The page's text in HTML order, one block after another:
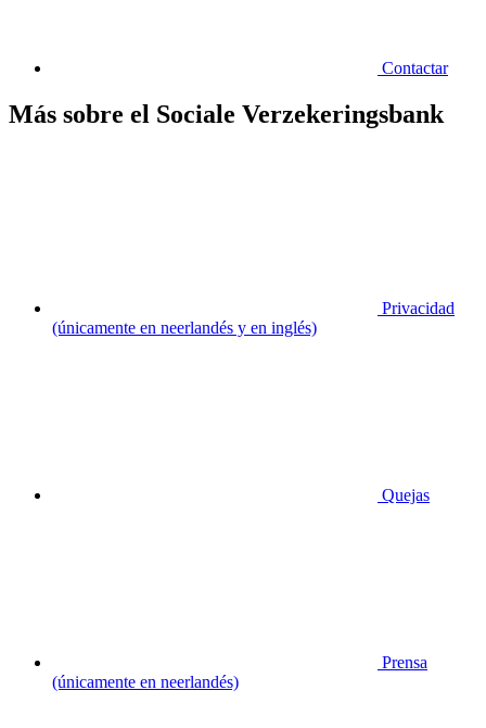
Contactar
Más sobre el Sociale Verzekeringsbank
Privacidad
(únicamente en neerlandés y en inglés)
Quejas
Prensa
(únicamente en neerlandés)